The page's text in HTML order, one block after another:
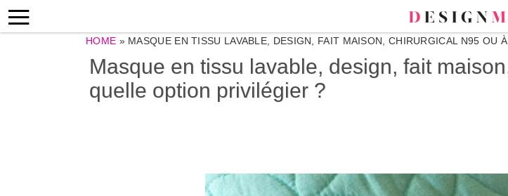
HOME » MASQUE EN TISSU LAVABLE, DESIGN, FAIT MAISON, CHIRURGICAL N95 OU
Masque en tissu lavable, design, fait
quelle option privilégier ?